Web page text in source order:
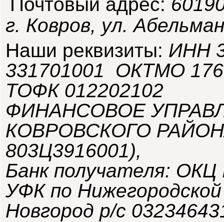
г. Ковров, ул.
Наши реквизиты: ИНН
331701001 ОКТМО
ТОФК 012202102
ФИНАНСОВОЕ
КОВРОВСКОГО
803Ц3916001),
Банк получателя: ОКЦ
УФК по
Новгород р/с